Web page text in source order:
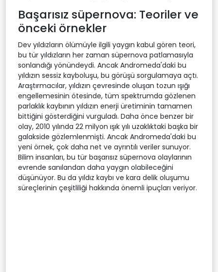
Başarısız süpernova: Teoriler ve
önceki örnekler
Dev yıldızların ölümüyle ilgili yaygın kabul gören teori,
bu tür yıldızların her zaman süpernova patlamasıyla
sonlandığı yönündeydi. Ancak Andromeda'daki bu
yıldızın sessiz kayboluşu, bu görüşü sorgulamaya açtı.
Araştırmacılar, yıldızın çevresinde oluşan tozun ışığı
engellemesinin ötesinde, tüm spektrumda gözlenen
parlaklık kaybının yıldızın enerji üretiminin tamamen
bittiğini gösterdiğini vurguladı. Daha önce benzer bir
olay, 2010 yılında 22 milyon ışık yılı uzaklıktaki başka bir
galakside gözlemlenmişti. Ancak Andromeda'daki bu
yeni örnek, çok daha net ve ayrıntılı veriler sunuyor.
Bilim insanları, bu tür başarısız süpernova olaylarının
evrende sanılandan daha yaygın olabileceğini
düşünüyor. Bu da yıldız kaybı ve kara delik oluşumu
süreçlerinin çeşitliliği hakkında önemli ipuçları veriyor.